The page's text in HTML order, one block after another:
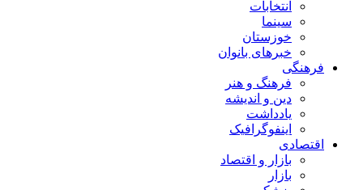
انتخابات
سینما
خوزستان
خبرهای بانوان
فرهنگی
فرهنگ و هنر
دین و اندیشه
یادداشت
اینفوگرافیک
اقتصادی
بازار و اقتصاد
بازار